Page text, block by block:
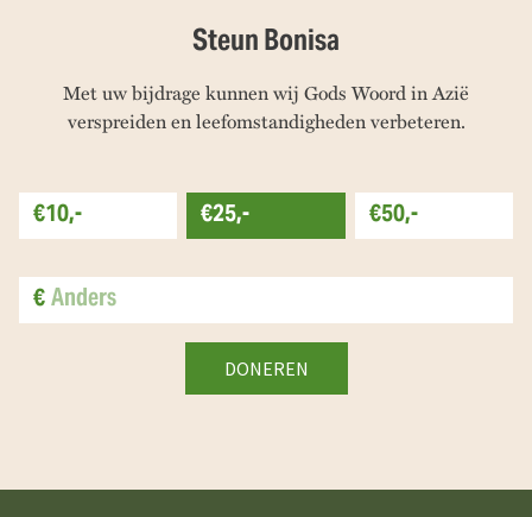
Steun Bonisa
Met uw bijdrage kunnen wij Gods Woord in Azië
verspreiden en leefomstandigheden verbeteren.
€10,- €25,-
€50,-
€